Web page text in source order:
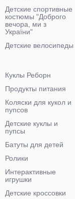
Детские спортивные
костюмы "Доброго
вечора, ми з
України"
Детские велосипеды
Куклы Реборн
Продукты питания
Коляски для кукол и
пупсов
Детские куклы и
пупсы
Батуты для детей
Ролики
Интерактивные
игрушки
Детские кроссовки